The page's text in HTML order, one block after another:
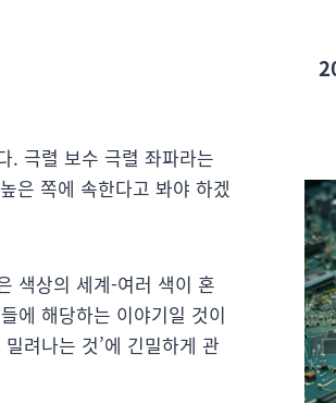
. 극렬 보수 극렬 좌파라는
은 쪽에 속한다고 봐야 하겠
색상의 세계-여러 색이 혼
에 해당하는 이야기일 것이
려나는 것’에 긴밀하게 관